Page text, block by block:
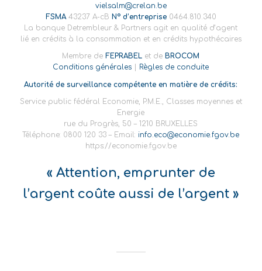
vielsalm@crelan.be
FSMA43237 A-cB N° d’entreprise 0464.810.340
La banque Detrembleur & Partners agit en qualité d’agent
lié en crédits à la consommation et en crédits hypothécaires
Membre de FEPRABEL et de BROCOM
Conditions générales
Règles de conduite
Autorité de surveillance compétente en matière de crédits:
Service public fédéral Economie, P.M.E., Classes moyennes et
Energie
rue du Progrès, 50 – 1210 BRUXELLES
Téléphone: 0800 120 33 – Email: info.eco@economie.fgov.be
https://economie.fgov.be
« Attention, emprunter de
l’argent coûte aussi de l’argent »